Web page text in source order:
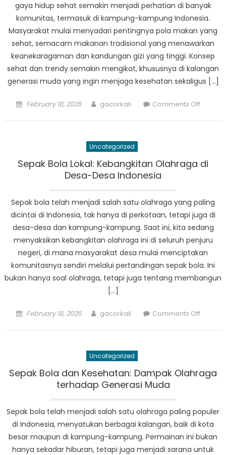
gaya hidup sehat semakin menjadi perhatian di banyak
komunitas, termasuk di kampung-kampung Indonesia.
Masyarakat mulai menyadari pentingnya pola makan yang
sehat, semacam makanan tradisional yang menawarkan
keanekaragaman dan kandungan gizi yang tinggi. Konsep
sehat dan trendy semakin mengikat, khususnya di kalangan
generasi muda yang ingin menjaga kesehatan sekaligus […]
Posted
February 18, 2026 Author
gacorkali Comments Offon
Hidup
Uncategorized
Sepak Bola Lokal: Kebangkitan Olahraga di
Desa-Desa Indonesia
Sepak bola telah menjadi salah satu olahraga yang paling
dicintai di Indonesia, tak hanya di perkotaan, tetapi juga di
desa-desa dan kampung-kampung. Saat ini, kita sedang
menyaksikan kebangkitan olahraga ini di seluruh penjuru
negeri, di mana masyarakat desa mulai menciptakan
komunitasnya sendiri melalui pertandingan sepak bola. Ini
bukan hanya soal olahraga, tetapi juga tentang membangun
[…]
Posted
February 18, 2026 Author
gacorkali Comments Offon
Uncategorized
Sepak Bola dan Kesehatan: Dampak Olahraga
terhadap Generasi Muda
Sepak bola telah menjadi salah satu olahraga paling populer
di Indonesia, menyatukan berbagai kalangan, baik di kota
besar maupun di kampung-kampung. Permainan ini bukan
hanya sekadar hiburan, tetapi juga menjadi sarana untuk